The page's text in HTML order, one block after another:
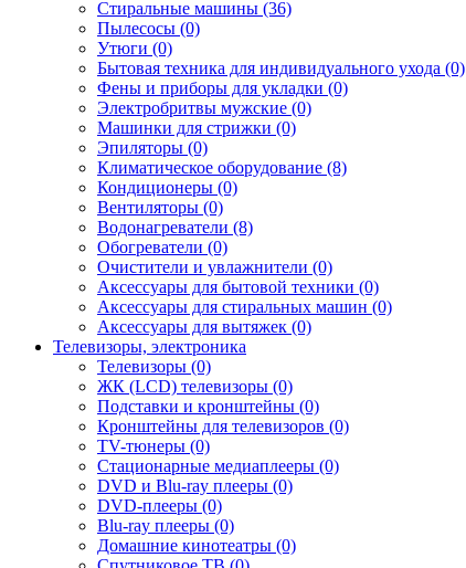
Стиральные машины (36)
Пылесосы (0)
Утюги (0)
Бытовая техника для индивидуального ухода (0)
Фены и приборы для укладки (0)
Электробритвы мужские (0)
Машинки для стрижки (0)
Эпиляторы (0)
Климатическое оборудование (8)
Кондиционеры (0)
Вентиляторы (0)
Водонагреватели (8)
Обогреватели (0)
Очистители и увлажнители (0)
Аксессуары для бытовой техники (0)
Аксессуары для стиральных машин (0)
Аксессуары для вытяжек (0)
Телевизоры, электроника
Телевизоры (0)
ЖК (LCD) телевизоры (0)
Подставки и кронштейны (0)
Кронштейны для телевизоров (0)
TV-тюнеры (0)
Стационарные медиаплееры (0)
DVD и Blu-ray плееры (0)
DVD-плееры (0)
Blu-ray плееры (0)
Домашние кинотеатры (0)